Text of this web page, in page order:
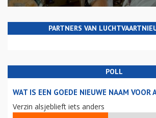
PARTNERS VAN
POLL
WAT IS EEN GOEDE NIEUWE NAAM VOOR
Verzin alsjeblieft iets anders